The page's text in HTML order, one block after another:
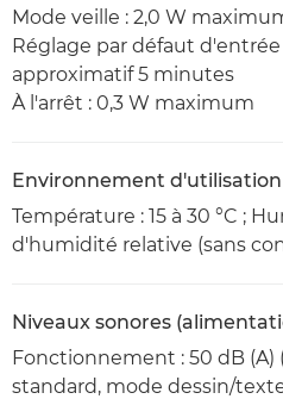
Mode veille : 2,0 W
Réglage par défaut
approximatif 5 minutes
À l'arrêt : 0,3 W maximum
Environnement d'utilisation
Température : 15 à 30 °C ;
d'humidité relative (sans
Niveaux sonores
Fonctionnement : 50 dB (A)
standard, mode dessin/